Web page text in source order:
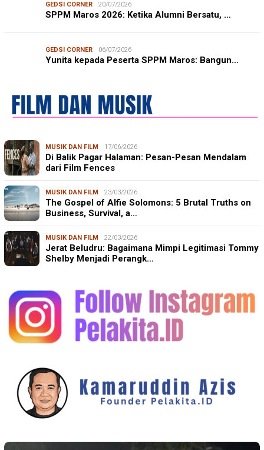
GEDSI CORNER 20/07/2026
SPPM Maros 2026: Ketika Alumni Bersatu, …
GEDSI CORNER 06/07/2026
Yunita kepada Peserta SPPM Maros: Bangun…
MUSIK DAN FILM 17/06/2026
Di Balik Pagar Halaman: Pesan-Pesan Mendalam
dari Film Fences
MUSIK DAN FILM 23/03/2026
The Gospel of Alfie Solomons: 5 Brutal Truths on
Business, Survival, a…
MUSIK DAN FILM 22/03/2026
Jerat Beludru: Bagaimana Mimpi Legitimasi Tommy
Shelby Menjadi Perangk…